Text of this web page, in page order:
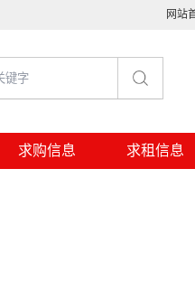
网站
求购信息 求租信息